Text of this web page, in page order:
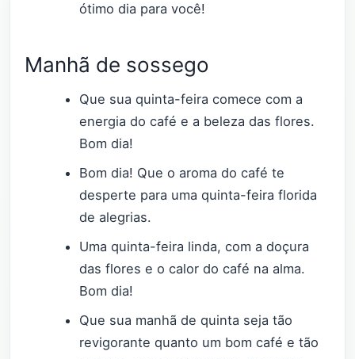
ótimo dia para você!
Manhã de sossego
Que sua quinta-feira comece com a
energia do café e a beleza das flores.
Bom dia!
Bom dia! Que o aroma do café te
desperte para uma quinta-feira florida
de alegrias.
Uma quinta-feira linda, com a doçura
das flores e o calor do café na alma.
Bom dia!
Que sua manhã de quinta seja tão
revigorante quanto um bom café e tão